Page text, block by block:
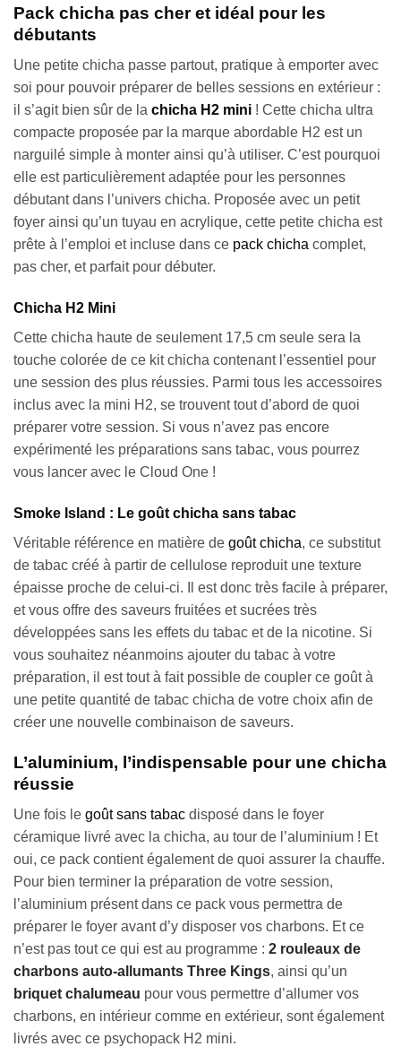
Pack chicha pas cher et idéal pour les
débutants
Une petite chicha passe partout, pratique à emporter avec
soi pour pouvoir préparer de belles sessions en extérieur :
il s’agit bien sûr de la chicha H2 mini ! Cette chicha ultra
compacte proposée par la marque abordable H2 est un
narguilé simple à monter ainsi qu’à utiliser. C’est pourquoi
elle est particulièrement adaptée pour les personnes
débutant dans l’univers chicha. Proposée avec un petit
foyer ainsi qu’un tuyau en acrylique, cette petite chicha est
prête à l’emploi et incluse dans ce pack chicha complet,
pas cher, et parfait pour débuter.
Chicha H2 Mini
Cette chicha haute de seulement 17,5 cm seule sera la
touche colorée de ce kit chicha contenant l’essentiel pour
une session des plus réussies. Parmi tous les accessoires
inclus avec la mini H2, se trouvent tout d’abord de quoi
préparer votre session. Si vous n’avez pas encore
expérimenté les préparations sans tabac, vous pourrez
vous lancer avec le Cloud One !
Smoke Island : Le goût chicha sans tabac
Véritable référence en matière de goût chicha, ce substitut
de tabac créé à partir de cellulose reproduit une texture
épaisse proche de celui-ci. Il est donc très facile à préparer,
et vous offre des saveurs fruitées et sucrées très
développées sans les effets du tabac et de la nicotine. Si
vous souhaitez néanmoins ajouter du tabac à votre
préparation, il est tout à fait possible de coupler ce goût à
une petite quantité de tabac chicha de votre choix afin de
créer une nouvelle combinaison de saveurs.
L’aluminium, l’indispensable pour une chicha
réussie
Une fois le goût sans tabac disposé dans le foyer
céramique livré avec la chicha, au tour de l’aluminium ! Et
oui, ce pack contient également de quoi assurer la chauffe.
Pour bien terminer la préparation de votre session,
l’aluminium présent dans ce pack vous permettra de
préparer le foyer avant d’y disposer vos charbons. Et ce
n’est pas tout ce qui est au programme : 2 rouleaux de
charbons auto-allumants Three Kings, ainsi qu’un
briquet chalumeau pour vous permettre d’allumer vos
charbons, en intérieur comme en extérieur, sont également
livrés avec ce psychopack H2 mini.